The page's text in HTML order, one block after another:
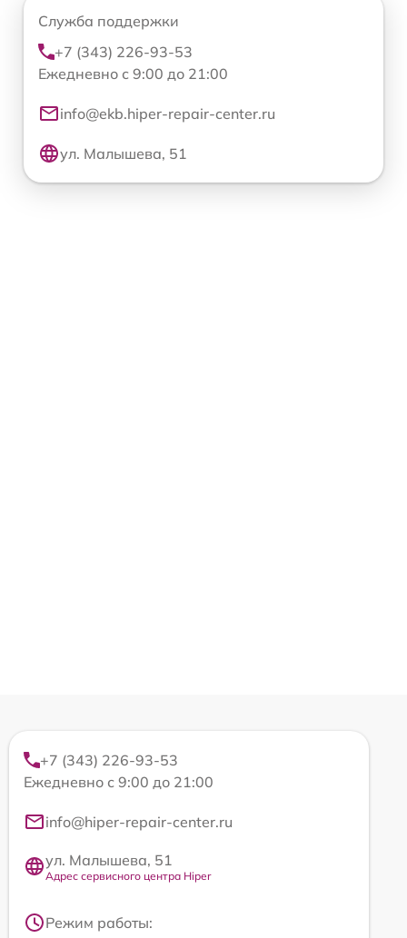
Служба поддержки
+7 (343) 226-93-53
Ежедневно с 9:00 до 21:00
info@ekb.hiper-repair-center.ru
ул. Малышева, 51
+7 (343) 226-93-53
Ежедневно с 9:00 до 21:00
info@hiper-repair-center.ru
ул. Малышева, 51
Адрес сервисного центра Hiper
Режим работы: